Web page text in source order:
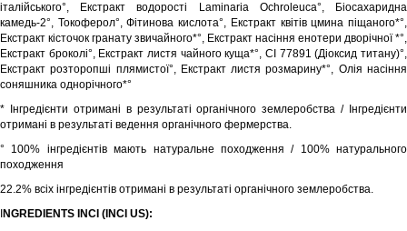
італійського°, Екстракт водорості Laminaria Ochroleuca°, Біосахаридна
камедь-2°, Токоферол°, Фітинова кислота°, Екстракт квітів цмина піщаного*°,
Екстракт кісточок гранату звичайного*°, Екстракт насіння енотери дворічної *°,
Екстракт броколі°, Екстракт листя чайного куща*°, CI 77891 (Діоксид титану)°,
Екстракт розторопші плямистої°, Екстракт листя розмарину*°, Олія насіння
соняшника однорічного*°
* Інгредієнти отримані в результаті органічного землеробства / Інгредієнти
отримані в результаті ведення органічного фермерства.
° 100% інгредієнтів мають натуральне походження / 100% натурального
походження
22.2% всіх інгредієнтів отримані в результаті органічного землеробства.
NGREDIENTS INCI (INCI US):